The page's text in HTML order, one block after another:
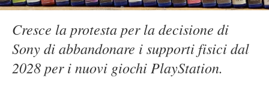
Cresce la protesta per la decisione di
Sony di abbandonare i supporti fisici dal
2028 per i nuovi giochi PlayStation.